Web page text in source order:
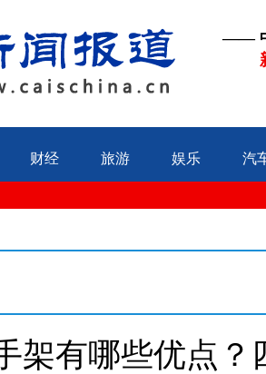
——
财经 旅游 娱乐 汽
架有哪些优点